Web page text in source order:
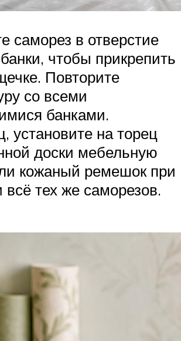
саморез в отверстие
чтобы прикрепить
Повторите
со всеми
банками.
установите на торец
доски мебельную
кожаный ремешок при
тех же саморезов.